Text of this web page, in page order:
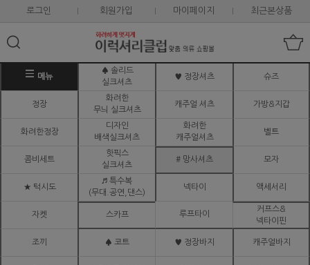
로그인 회원가입 마이페이지 최근본상품
메뉴
♠ 솔리드
실크셔츠
♥ 정장셔츠 슈즈
정장
화려한
무늬 실크셔츠
캐주얼 셔츠 가방&지갑
화려한정장
디자인
배색실크셔츠
화려한
캐주얼셔츠
벨트
콤비세트
핫픽스
실크셔츠
# 망사셔츠 모자
★ 턱시도
♬ 특수복
(무대.공연,댄스)
넥타이 액세서리
자켓 스카프 루프타이
커프스&
넥타이핀
조끼 ♠ 코트 ♥ 정장바지 캐주얼바지